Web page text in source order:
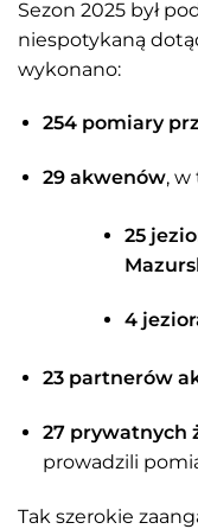
Sezon 2025 był
niespotykaną
wykonano:
254 pomiary
29 akwenów, w
25
4
23 partnerów
27 prywatnych
prowadzili
Tak szerokie